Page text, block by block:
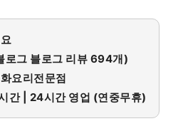
로그 블로그 리뷰 694개)
요리전문점
간 | 24시간 영업 (연중무휴)